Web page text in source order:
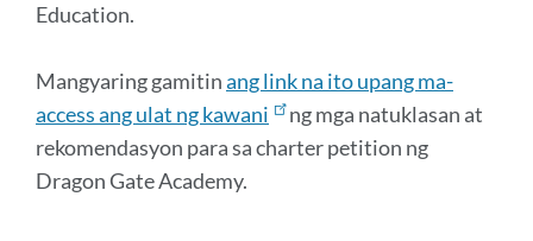
Education.
Mangyaring gamitinang link na ito upang ma-
access ang ulat ng kawani
ng mga natuklasan at
rekomendasyon para sa charter petition ng
Dragon Gate Academy.